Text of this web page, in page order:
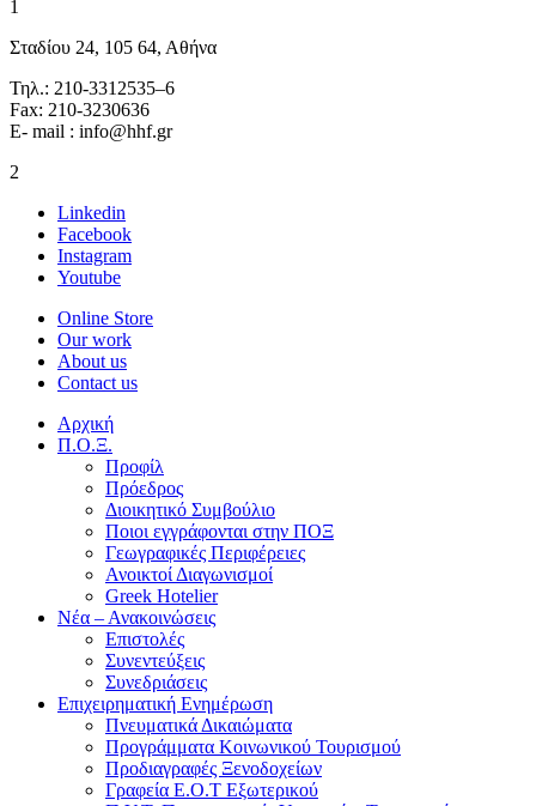
1
Σταδίου 24, 105 64, Αθήνα
Τηλ.: 210-3312535–6
Fax: 210-3230636
E- mail : info@hhf.gr
2
Linkedin
Facebook
Instagram
Youtube
Online Store
Our work
About us
Contact us
Αρχική
Π.Ο.Ξ.
Προφίλ
Πρόεδρος
Διοικητικό Συμβούλιο
Ποιοι εγγράφονται στην ΠΟΞ
Γεωγραφικές Περιφέρειες
Ανοικτοί Διαγωνισμoί
Greek Hotelier
Νέα – Ανακοινώσεις
Επιστολές
Συνεντεύξεις
Συνεδριάσεις
Επιχειρηματική Ενημέρωση
Πνευματικά Δικαιώματα
Προγράμματα Κοινωνικού Τουρισμού
Προδιαγραφές Ξενοδοχείων
Γραφεία Ε.Ο.Τ Εξωτερικού